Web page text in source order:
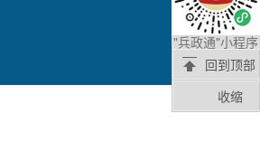
"兵政通"小程序
回到顶部
收缩